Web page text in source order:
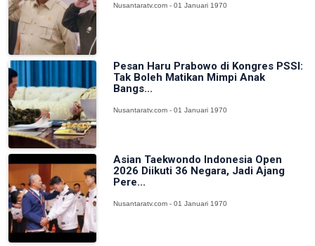
Nusantaratv.com - 01 Januari 1970
Pesan Haru Prabowo di Kongres PSSI:
Tak Boleh Matikan Mimpi Anak
Bangs...
Nusantaratv.com - 01 Januari 1970
Asian Taekwondo Indonesia Open
2026 Diikuti 36 Negara, Jadi Ajang
Pere...
Nusantaratv.com - 01 Januari 1970